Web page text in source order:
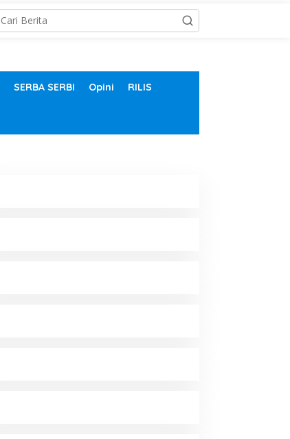
SERBA SERBI Opini RILIS